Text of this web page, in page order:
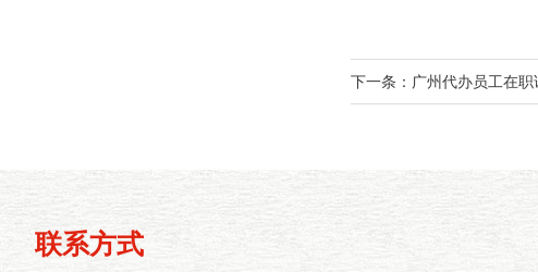
下一条： 广州代办员工在职
联系方式